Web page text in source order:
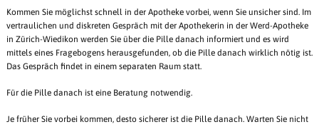
Kommen Sie möglichst schnell in der Apotheke vorbei, wenn Sie unsicher sind. Im
vertraulichen und diskreten Gespräch mit der Apothekerin in der Werd-Apotheke
in Zürich-Wiedikon werden Sie über die Pille danach informiert und es wird
mittels eines Fragebogens herausgefunden, ob die Pille danach wirklich nötig ist.
Das Gespräch findet in einem separaten Raum statt.
Für die Pille danach ist eine Beratung notwendig.
Je früher Sie vorbei kommen, desto sicherer ist die Pille danach. Warten Sie nicht